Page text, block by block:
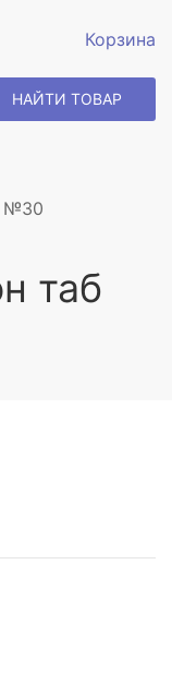
Корзина
НАЙТИ ТОВАР
№30
таб